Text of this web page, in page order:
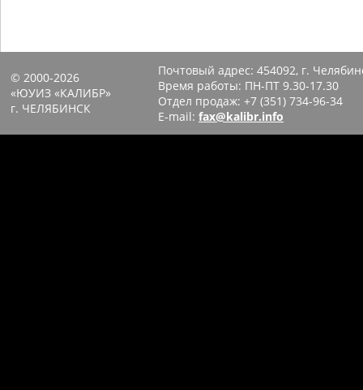
© 2000-2026
«ЮУИЗ «КАЛИБР»
г. ЧЕЛЯБИНСК
Почтовый адрес: 454092, г.
Время работы: ПН-ПТ 9.30-17.30
Отдел продаж: +7 (351) 734-96-34
E-mail: fax@kalibr.info